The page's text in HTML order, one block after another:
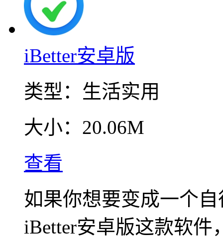
iBetter安卓版
类型： 生活实用
大小： 20.06M
查看
如果你想要变成一个
iBetter安卓版这款软